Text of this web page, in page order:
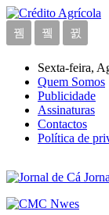
Sexta-feira,
Quem Somos
Publicidade
Assinaturas
Contactos
Política de